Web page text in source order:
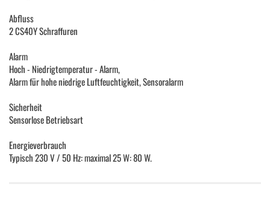
Abfluss
2 CS40Y Schraffuren
Alarm
Hoch - Niedrigtemperatur - Alarm,
Alarm für hohe niedrige Luftfeuchtigkeit, Sensoralarm
Sicherheit
Sensorlose Betriebsart
Energieverbrauch
Typisch 230 V / 50 Hz: maximal 25 W: 80 W.